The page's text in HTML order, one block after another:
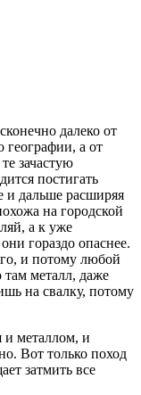
далеко от
географии, а от
зачастую
постигать
и дальше расширяя
на городской
а к уже
гораздо опаснее.
и потому любой
там металл, даже
на свалку, потому
и металлом, и
Вот только поход
затмить все